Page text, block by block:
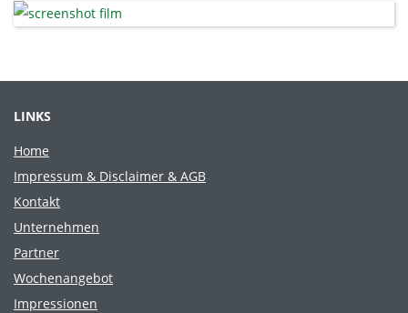
LINKS
Home
Impressum & Disclaimer & AGB
Kontakt
Unternehmen
Partner
Wochenangebot
Impressionen